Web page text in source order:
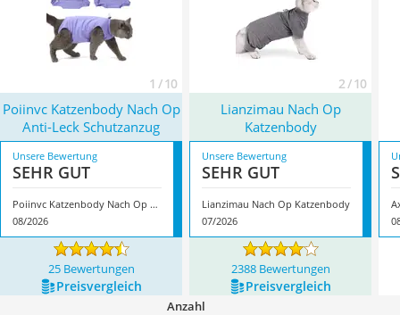
Katzenbody Nach Op Anti-Leck Schutzanzug* mit seinen
Eigenschaften.
1 / 10 2 / 10
Poiinvc Katzenbody Nach Op
Anti-Leck Schutzanzug
Lianzimau Nach Op
Katzenbody
Unsere Bewertung
SEHR GUT
Poiinvc Katzenbody Nach Op Anti-Leck Schutzanzug
08/2026
Unsere Bewertung
SEHR GUT
Lianzimau Nach Op Katzenbody
07/2026
25 Bewertungen 2388 Bewertungen
Preis­vergleich Preis­vergleich
Anzahl